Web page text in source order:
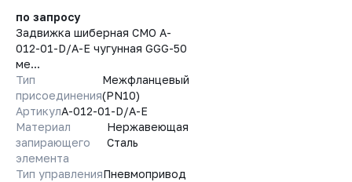
по запросу
Задвижка шиберная СМО A-
012-01-D/A-E чугунная GGG-50
ме...
Тип
присоединения
Межфланцевый
(PN10)
АртикулA-012-01-D/A-E
Материал
запирающего
элемента
Нержавеющая
Сталь
Тип управленияПневмопривод